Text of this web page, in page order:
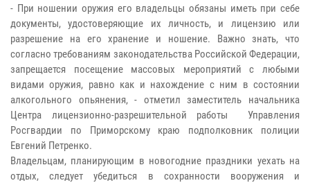
- При ношении оружия его владельцы обязаны иметь при себе
документы, удостоверяющие их личность, и лицензию или
разрешение на его хранение и ношение. Важно знать, что
согласно требованиям законодательства Российской Федерации,
запрещается посещение массовых мероприятий с любыми
видами оружия, равно как и нахождение с ним в состоянии
алкогольного опьянения, - отметил заместитель начальника
Центра лицензионно-разрешительной работы Управления
Росгвардии по Приморскому краю подполковник полиции
Евгений Петренко.
Владельцам, планирующим в новогодние праздники уехать на
отдых, следует убедиться в сохранности вооружения и